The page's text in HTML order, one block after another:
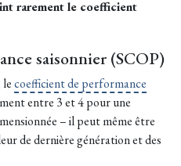
rarement le coefficient
saisonnier (SCOP)
coefficient de performance
entre 3 et 4 pour une
– il peut même être
de dernière génération et des